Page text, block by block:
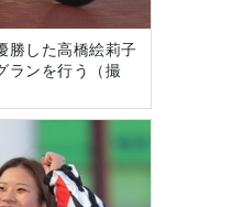
勝した高橋絵莉子
ランを行う（撮